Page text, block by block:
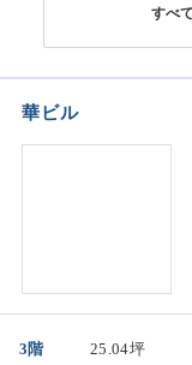
華ビル
3階 25.04坪